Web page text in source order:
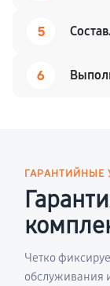
5
6
ГАРАНТИЙНЫЕ
Четко
обслуживания